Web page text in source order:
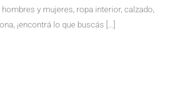
y mujeres, ropa interior, calzado,
¡encontrá lo que buscás […]